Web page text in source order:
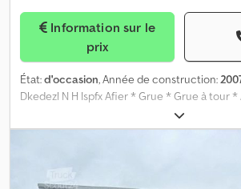
prix
État:d'occasion, Année de construction:
Dkedezl N H Ispfx Afier * Grue * Grue à tour *
fabrication : 2007 * Pneus : voir photos *
crochet : 23,00 m * Portée maximale (flèche
Dimensions de la base (surface d’appui) : 4,2
l’extrémité de la flèche (à 35 m) : 1 000 kg *